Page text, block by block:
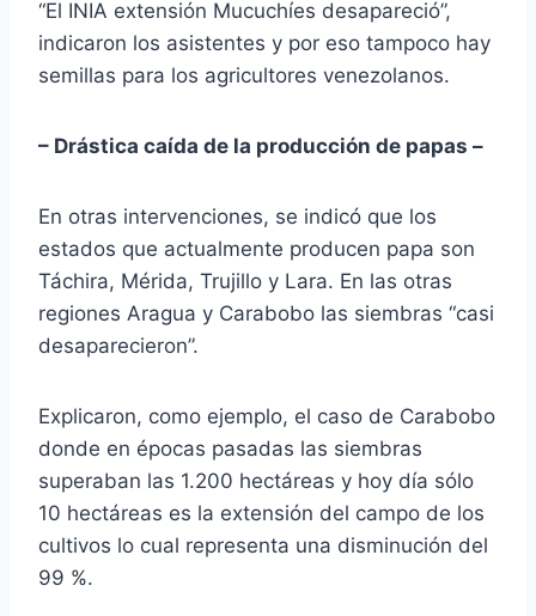
“El INIA extensión Mucuchíes desapareció”,
indicaron los asistentes y por eso tampoco hay
semillas para los agricultores venezolanos.
– Drástica caída de la producción de papas –
En otras intervenciones, se indicó que los
estados que actualmente producen papa son
Táchira, Mérida, Trujillo y Lara. En las otras
regiones Aragua y Carabobo las siembras “casi
desaparecieron”.
Explicaron, como ejemplo, el caso de Carabobo
donde en épocas pasadas las siembras
superaban las 1.200 hectáreas y hoy día sólo
10 hectáreas es la extensión del campo de los
cultivos lo cual representa una disminución del
99 %.